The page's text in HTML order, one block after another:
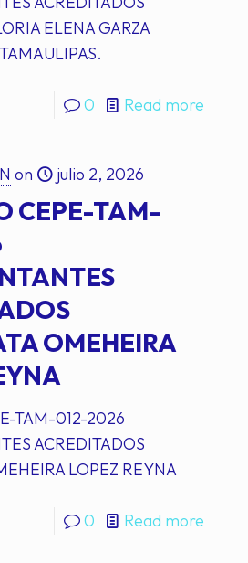
ELENA GARZA
0 Read more
on julio 2, 2026
CEPE-TAM-
OMEHEIRA
TAM-012-2026
ACREDITADOS
LOPEZ REYNA
0 Read more